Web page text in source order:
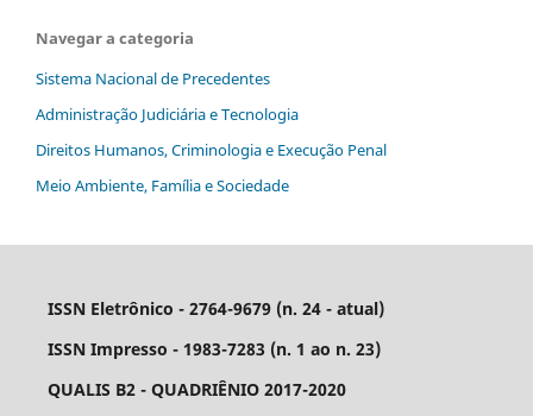
Navegar a categoria
Sistema Nacional de Precedentes
Administração Judiciária e Tecnologia
Direitos Humanos, Criminologia e Execução Penal
Meio Ambiente, Família e Sociedade
ISSN Eletrônico - 2764-9679 (n. 24 - atual)
ISSN Impresso - 1983-7283 (n. 1 ao n. 23)
QUALIS B2 - QUADRIÊNIO 2017-2020